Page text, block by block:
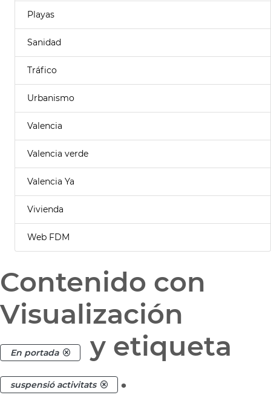
Playas
Sanidad
Tráfico
Urbanismo
Valencia
Valencia verde
Valencia Ya
Vivienda
Web FDM
Contenido con
Visualización
En portada y etiqueta
suspensió activitats .